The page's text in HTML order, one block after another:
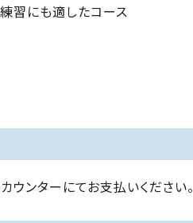
習にも適したコース
ウンターにてお支払いください。